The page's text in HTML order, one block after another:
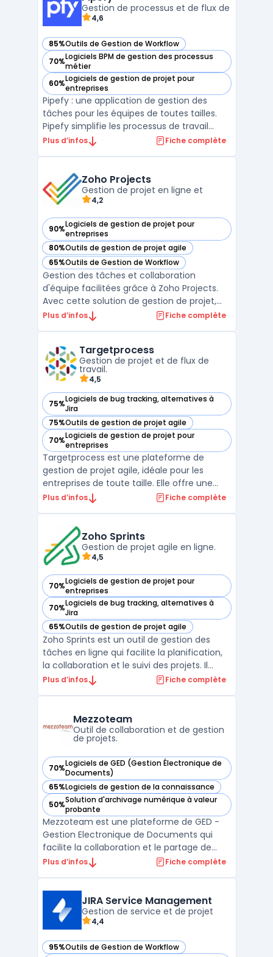
ad ...
Gestion de processus et de flux de
4,6
85%Outils de Gestion de Workflow
— voir Pipefy dans cette catégorie
70%Logiciels BPM de gestion des processus
métier
— voir Pipefy dans cette catégorie
60%Logiciels de gestion de projet pour
entreprises
— voir Pipefy dans cette catégorie
Pipefy : une application de gestion des
tâches pour les équipes de toutes tailles.
Pipefy simplifie les processus de travail
avec des modèles préconfigurés pour les
créer des workflows opérationnels sans
connaissanc ...
Plus d’infos Fiche complète
Zoho Projects
Gestion de projet en ligne et
4,2
90%Logiciels de gestion de projet pour
entreprises
— voir Zoho Projects dans cette catégorie
80%Outils de gestion de projet agile
— voir Zoho Projects dans cette catégorie
65%Outils de Gestion de Workflow
— voir Zoho Projects dans cette catégorie
Gestion des tâches et collaboration
d'équipe facilitées grâce à Zoho Projects.
Avec cette solution de gestion de projet,
organisez vos tâches, discutez
temps réel. Profitez d'une vue d'ensemble
claire de vos projets grâc ...
Plus d’infos Fiche complète
Targetprocess
Gestion de projet et de flux de
travail.
4,5
75%Logiciels de bug tracking, alternatives à
Jira
— voir Targetprocess dans cette catégorie
75%Outils de gestion de projet agile
— voir Targetprocess dans cette catégorie
70%Logiciels de gestion de projet pour
entreprises
— voir Targetprocess dans cette catégorie
Targetprocess est une plateforme de
gestion de projet agile, idéale pour les
entreprises de toute taille. Elle offre une
gamme complète de fonctionnalités pour
Management, y compris la planification, le
suivi, la collaboration et l ...
Plus d’infos Fiche complète
Zoho Sprints
Gestion de projet agile en ligne.
4,5
70%Logiciels de gestion de projet pour
entreprises
— voir Zoho Sprints dans cette catégorie
70%Logiciels de bug tracking, alternatives à
Jira
— voir Zoho Sprints dans cette catégorie
65%Outils de gestion de projet agile
— voir Zoho Sprints dans cette catégorie
Zoho Sprints est un outil de gestion des
tâches en ligne qui facilite la planification,
la collaboration et le suivi des projets. Il
permet aux équipes de travailler ensemble
tableaux Kanban, des diagrammes de
Gantt et des ...
Plus d’infos Fiche complète
Mezzoteam
Outil de collaboration et de gestion
de projets.
70%Logiciels de GED (Gestion Électronique de
Documents)
— voir Mezzoteam dans cette catégorie
65%Logiciels de gestion de la connaissance
— voir Mezzoteam dans cette catégorie
50%Solution d'archivage numérique à valeur
probante
— voir Mezzoteam dans cette catégorie
Mezzoteam est une plateforme de GED -
Gestion Electronique de Documents qui
facilite la collaboration et le partage de
fichiers au sein des entreprises. Elle permet
La solution offre également des
fonctionnalités te ...
Plus d’infos Fiche complète
JIRA Service Management
Gestion de service et de projet
4,4
95%Outils de Gestion de Workflow
— voir JIRA Service Management dans cette catégorie